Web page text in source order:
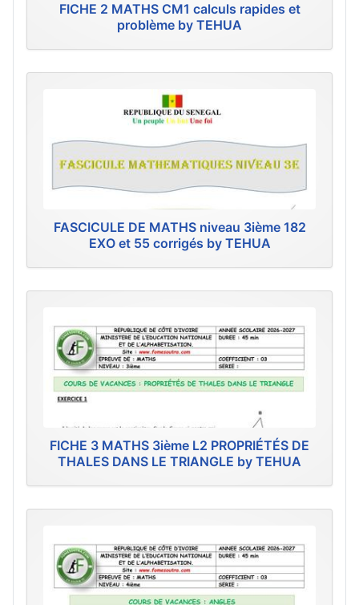
FICHE 2 MATHS CM1 calculs rapides et
problème by TEHUA
FASCICULE DE MATHS niveau 3ième 182
EXO et 55 corrigés by TEHUA
FICHE 3 MATHS 3ième L2 PROPRIÉTÉS DE
THALES DANS LE TRIANGLE by TEHUA